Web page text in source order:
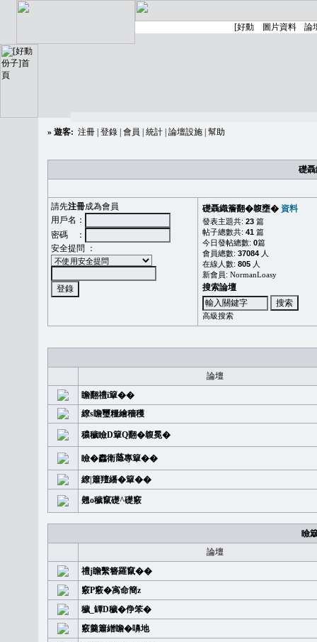
» 遊客: 注冊 登錄 會員 統計 論壇設施 幫助
礎
請先注冊成為會員
用戶名：
密碼 ：
安全提問 ：
礎聶織簷翻�䪖壅� 資料
發表主題共: 23 篇
帖子總數共: 41 篇
今日發帖總數: 0篇
會員總數: 37084 人
在線人數: 805 人
新會員: NormanLoasy
搜索論壇
高級搜索
論壇
瞻翻禮i簞��
繚s瞻璽糧繪穡穫
穠穢瞼D簞Q翻�䪖冕�
瞼�䆐衛𦻕專簞��
繚|簫羶繙�簞��
翹o穢竄礎^礎竅
瞼
論壇
禮j瞻繫簪羅竄��
竅P竅�㝢命簡z
穢_罈D穢�鿇笨�
竅羹簫繒瞻�嚊地